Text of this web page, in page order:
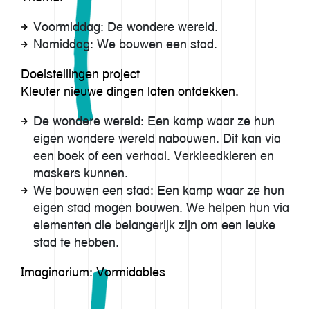
Ons verhaal
Werkwijze
Imaginarium
Aanbod
Inspiratie
Team
Contact
Voormiddag: De wondere wereld.
Namiddag: We bouwen een stad.
Doelstellingen project
Kleuter nieuwe dingen laten ontdekken.
De wondere wereld: Een kamp waar ze hun
eigen wondere wereld nabouwen. Dit kan via
een boek of een verhaal. Verkleedkleren en
maskers kunnen.
We bouwen een stad: Een kamp waar ze hun
eigen stad mogen bouwen. We helpen hun via
elementen die belangerijk zijn om een leuke
stad te hebben.
Imaginarium: Vormidables